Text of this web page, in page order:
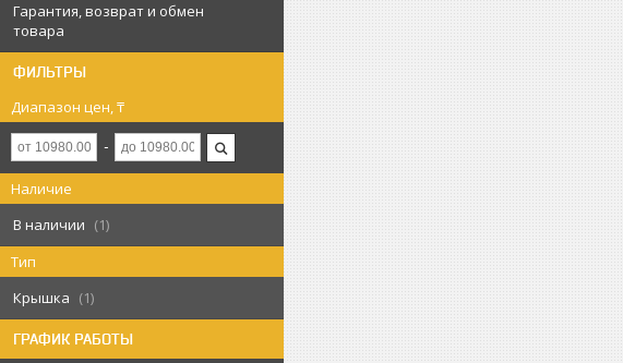
Гарантия, возврат и обмен
товара
ФИЛЬТРЫ
Диапазон цен, ₸
Наличие
В наличии
1
Тип
Крышка
1
ГРАФИК РАБОТЫ